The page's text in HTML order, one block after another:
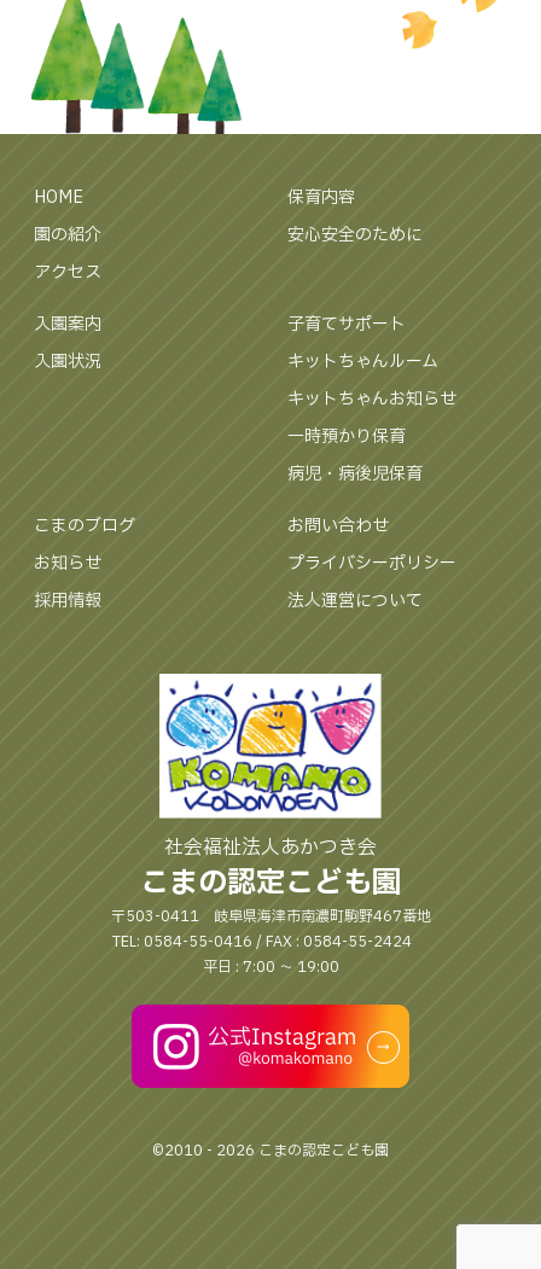
HOME
園の紹介
アクセス
保育内容
安心安全のために
入園案内
入園状況
子育てサポート
キットちゃんルーム
キットちゃんお知らせ
一時預かり保育
病児・病後児保育
こまのブログ
お知らせ
採用情報
お問い合わせ
プライバシーポリシー
法人運営について
社会福祉法人あかつき会
こまの認定こども園
〒503-0411 岐阜県海津市南濃町駒野467番地
TEL: 0584-55-0416 / FAX : 0584-55-2424
平日 : 7:00 〜 19:00
©2010 - 2026 こまの認定こども園